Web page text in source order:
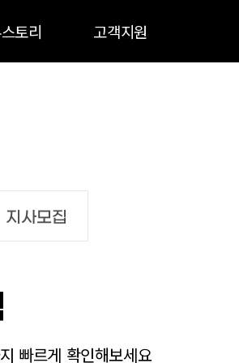
토리 고객지원
지사모집
빠르게 확인해보세요